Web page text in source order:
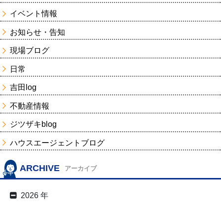
イベント情報
お知らせ・告知
現場ブログ
日常
吉田log
不動産情報
ジツザキblog
ハウスエージェントブログ
ARCHIVE アーカイブ
2026 年